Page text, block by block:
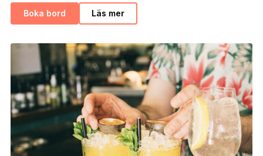
Boka bord Läs mer